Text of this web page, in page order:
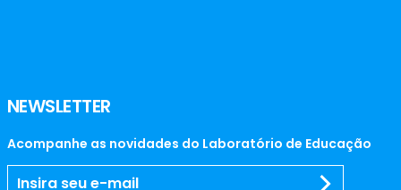
NEWSLETTER
Acompanhe as novidades do Laboratório de Educação